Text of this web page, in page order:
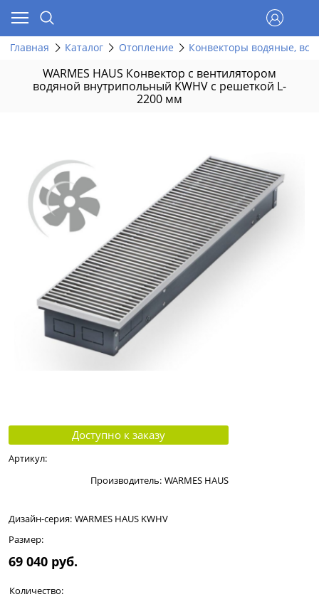
Главная Каталог Отопление Конвекторы водяные,
WARMES HAUS Конвектор с вентилятором
водяной внутрипольный KWHV с решеткой L-
2200 мм
Доступно к заказу
Артикул:
Производитель: WARMES HAUS
Дизайн-серия: WARMES HAUS KWHV
Размер:
69 040 руб.
Количество: